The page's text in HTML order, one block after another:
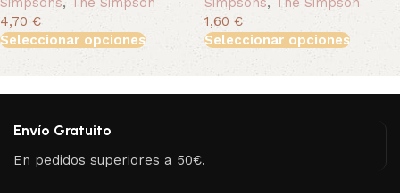
4,70 €
Seleccionar opciones
1,60 €
Seleccionar opciones
Envío Gratuito
En pedidos superiores a 50€.